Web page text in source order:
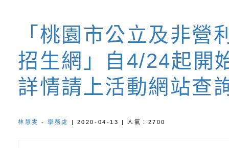
書會」、「親密關係
坊」、「祖孫樂淘桃
徵件活動」海報
環境
字稿及LCD託播影片
有關桃園市政府家庭
服務資源資訊
檢送桃園市政府LED
字稿及LCD託播影（
函轉有關身心障礙者
小學-優質教
「桃園市公立及非營
招生網」自4/24起開
詳情請上活動網站查
林慧雯 -學務處 | 2020-04-13 | 人氣：2700